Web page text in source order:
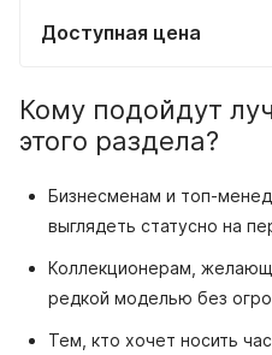
Доступная цена
Кому подойдут
этого раздела?
Бизнесменам и топ-
выглядеть статусно на
Коллекционерам,
редкой моделью без
Тем, кто хочет носить